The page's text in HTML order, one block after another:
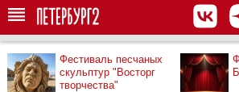
Фестиваль песчаных
скульптур "Восторг
творчества"